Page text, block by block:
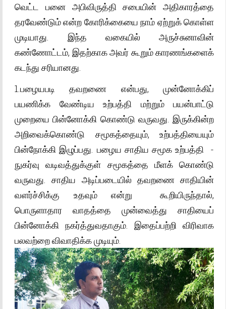
வெட்ட பனை அபிவிருத்தி சபையின் அதிகாரத்தை
தரவேண்டும் என்ற கோரிக்கையை நாம் ஏற்றுக் கொள்ள
முடியாது. இந்த வகையில் அருச்சுனாவின்
கண்ணோட்டம், இதற்காக அவர் கூறும் காரணங்களைக்
கடந்து சரியானது.
1.பழையபடி தவறணை என்பது, முன்னோக்கிப்
பயணிக்க வேண்டிய உற்பத்தி மற்றும் பயன்பாட்டு
முறையை பின்னோக்கி கொண்டு வருவது. இருக்கின்ற
அறிவைக்கொண்டு சமூகத்தையும், உற்பத்தியையும்
பின்நோக்கி இழுப்பது. பழைய சாதிய சமூக உற்பத்தி -
நுகர்வு வடிவத்துக்குள் சமூகத்தை மீளக் கொண்டு
வருவது. சாதிய அடிப்படையில் தவறணை சாதியின்
வளர்ச்சிக்கு உதவும் என்று கூறியிருந்தால்,
பொருளாதார வாதத்தை முன்வைத்து சாதியைப்
பின்னோக்கி நகர்த்துவதாகும். இதைப்பற்றி விரிவாக
பலவற்றை விவாதிக்க முடியும்.